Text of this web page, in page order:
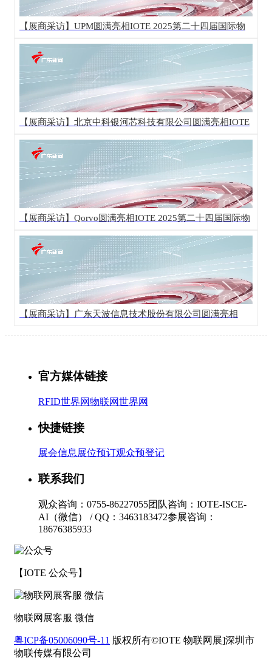
【展商采访】UPM圆满亮相IOTE 2025第二十四届国际物
【展商采访】北京中科银河芯科技有限公司圆满亮相IOTE
【展商采访】Qorvo圆满亮相IOTE 2025第二十四届国际物
【展商采访】广东天波信息技术股份有限公司圆满亮相
官方媒体链接
RFID世界网物联网世界网
快捷链接
展会信息 展位预订观众预登记
联系我们
观众咨询：0755-86227055团队咨询：IOTE-ISCE-
AI（微信） / QQ：3463183472参展咨询：
18676385933
【IOTE 公众号】
物联网展客服 微信
粤ICP备05006090号-11 版权所有©IOTE 物联网展]深圳市
物联传媒有限公司